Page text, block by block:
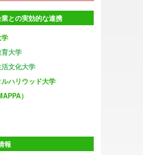
との実効的な連携
大学
文化大学
ハリウッド大学
）
報